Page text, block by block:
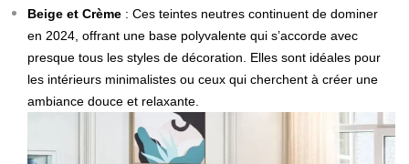
Beige et Crème : Ces teintes neutres continuent de dominer
en 2024, offrant une base polyvalente qui s’accorde avec
presque tous les styles de décoration. Elles sont idéales pour
les intérieurs minimalistes ou ceux qui cherchent à créer une
ambiance douce et relaxante.